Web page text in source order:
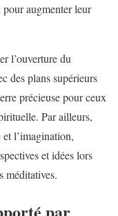
augmenter leur
l’ouverture du
des plans supérieurs
précieuse pour ceux
Par ailleurs,
l’imagination,
et idées lors
méditatives.